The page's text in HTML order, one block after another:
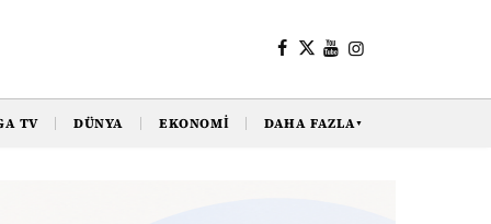
TV DÜNYA EKONOMI DAHA FAZLA▼